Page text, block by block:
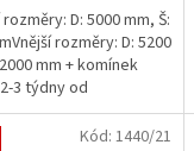
D: 5000 mm, Š:
rozměry: D: 5200
mm + komínek
3 týdny od
Kód: 1440/21